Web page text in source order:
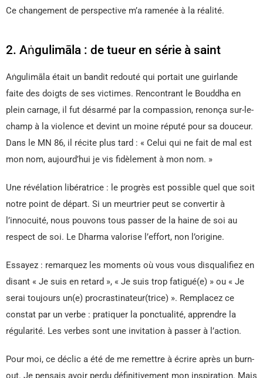
Ce changement de perspective m’a ramenée à la réalité.
2. Aṅgulimāla : de tueur en série à saint
Aṅgulimāla était un bandit redouté qui portait une guirlande
faite des doigts de ses victimes. Rencontrant le Bouddha en
plein carnage, il fut désarmé par la compassion, renonça sur-le-
champ à la violence et devint un moine réputé pour sa douceur.
Dans le MN 86, il récite plus tard : « Celui qui ne fait de mal est
mon nom, aujourd’hui je vis fidèlement à mon nom. »
Une révélation libératrice : le progrès est possible quel que soit
notre point de départ. Si un meurtrier peut se convertir à
l’innocuité, nous pouvons tous passer de la haine de soi au
respect de soi. Le Dharma valorise l’effort, non l’origine.
Essayez : remarquez les moments où vous vous disqualifiez en
disant « Je suis en retard », « Je suis trop fatigué(e) » ou « Je
serai toujours un(e) procrastinateur(trice) ». Remplacez ce
constat par un verbe : pratiquer la ponctualité, apprendre la
régularité. Les verbes sont une invitation à passer à l’action.
Pour moi, ce déclic a été de me remettre à écrire après un burn-
out. Je pensais avoir perdu définitivement mon inspiration. Mais